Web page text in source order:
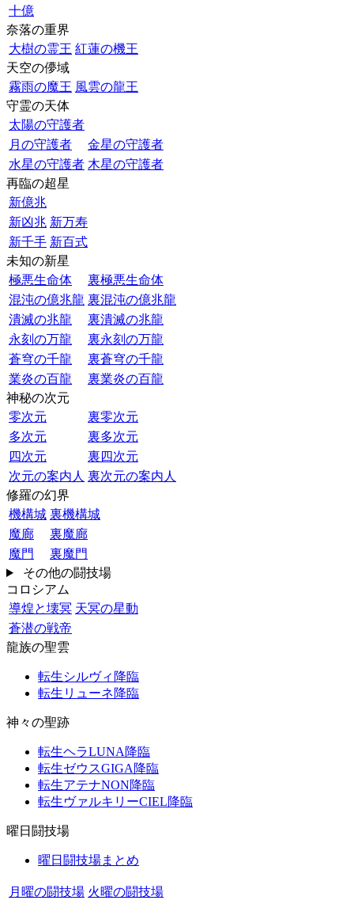
十億
奈落の重界
大樹の霊王 紅蓮の機王
天空の儚域
霧雨の魔王 風雲の龍王
守霊の天体
太陽の守護者
月の守護者
金星の守護者
水星の守護者 木星の守護者
再臨の超星
新億兆
新凶兆 新万寿
新千手 新百式
未知の新星
極悪生命体
裏極悪生命体
混沌の億兆龍 裏混沌の億兆龍
潰滅の兆龍
裏潰滅の兆龍
永刻の万龍
裏永刻の万龍
蒼穹の千龍
裏蒼穹の千龍
業炎の百龍
裏業炎の百龍
神秘の次元
零次元
裏零次元
多次元
裏多次元
四次元
裏四次元
次元の案内人 裏次元の案内人
修羅の幻界
機構城 裏機構城
魔廊
裏魔廊
魔門
裏魔門
その他の闘技場
コロシアム
導煌と壊冥 天冥の星動
蒼潜の戦帝
龍族の聖雲
転生シルヴィ降臨
転生リューネ降臨
神々の聖跡
転生ヘラLUNA降臨
転生ゼウスGIGA降臨
転生アテナNON降臨
転生ヴァルキリーCIEL降臨
曜日闘技場
曜日闘技場まとめ
月曜の闘技場 火曜の闘技場